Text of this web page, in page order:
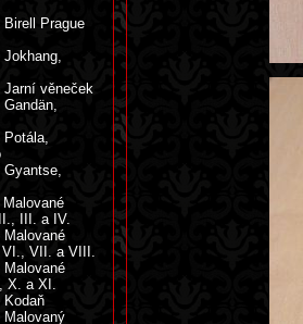
Birell Prague
Jokhang,
Jarní věneček
Gandän,
Potála,
Gyantse,
Malované
III. a IV.
Malované
VII. a VIII.
Malované
X. a XI.
Kodaň
Malovaný